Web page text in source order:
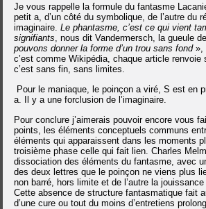
Je vous rappelle la formule du fantasme
petit a, d’un côté du symbolique, de l’autre du
imaginaire.Le phantasme, c’est ce qui vient
signifiants , nous dit Vandermersch, la gueule
pouvons donner la forme d’un trou sans fond»,
c’est comme Wikipédia, chaque article renvoie
c’est sans fin, sans limites.
Pour le maniaque, le poinçon a viré, S est en
a. Il y a une forclusion de l’imaginaire.
Pour conclure j’aimerais pouvoir encore vous
points, les éléments conceptuels communs
éléments qui apparaissent dans les moments
troisième phase celle qui fait lien.Charles
dissociation des éléments du fantasme, avec
des deux lettres que le poinçon ne viens plus
non barré, hors limite et de l’autre la jouissance
Cette absence de structure fantasmatique fait
d’une cure ou tout du moins d’entretiens